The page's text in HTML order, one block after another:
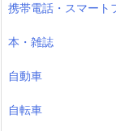
携帯電話・スマート
本・雑誌
自動車
自転車